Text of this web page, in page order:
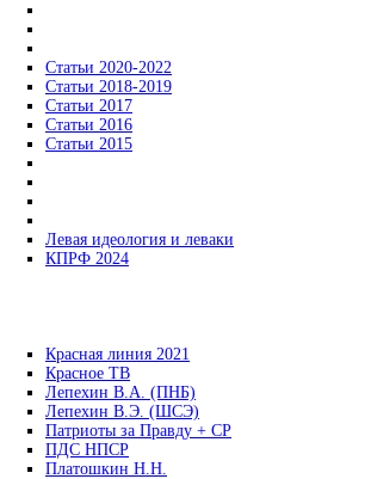
Статьи 2020-2022
Статьи 2018-2019
Статьи 2017
Статьи 2016
Статьи 2015
Левая идеология и леваки
КПРФ 2024
Красная линия 2021
Красное ТВ
Лепехин В.А. (ПНБ)
Лепехин В.Э. (ШСЭ)
Патриоты за Правду + СР
ПДС НПСР
Платошкин Н.Н.